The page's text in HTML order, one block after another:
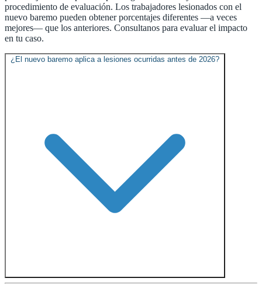
procedimiento de evaluación. Los trabajadores lesionados con el
nuevo baremo pueden obtener porcentajes diferentes —a veces
mejores— que los anteriores. Consultanos para evaluar el impacto
en tu caso.